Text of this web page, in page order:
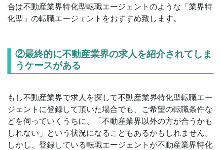
合は不動産業界特化型転職エージェントのような「業界特
化型」の転職エージェントをおすすめ致します。
②最終的に不動産業界の求人を紹介されてしま
うケースがある
もし不動産業界で求人を探して不動産業界特化型転職エー
ジェントに登録して頂いた場合でも、ご希望の転職条件な
どを伺っていくうちに、「不動産業界以外の方が合うかも
しれない」という状況になることもあるかもしれません。
しかし、登録している転職エージェントが不動産業界特化